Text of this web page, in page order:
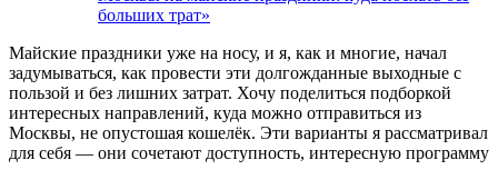
больших трат»
Майские праздники уже на носу, и я, как и многие, начал
задумываться, как провести эти долгожданные выходные с
пользой и без лишних затрат. Хочу поделиться подборкой
интересных направлений, куда можно отправиться из
Москвы, не опустошая кошелёк. Эти варианты я рассматривал
для себя — они сочетают доступность, интересную программу